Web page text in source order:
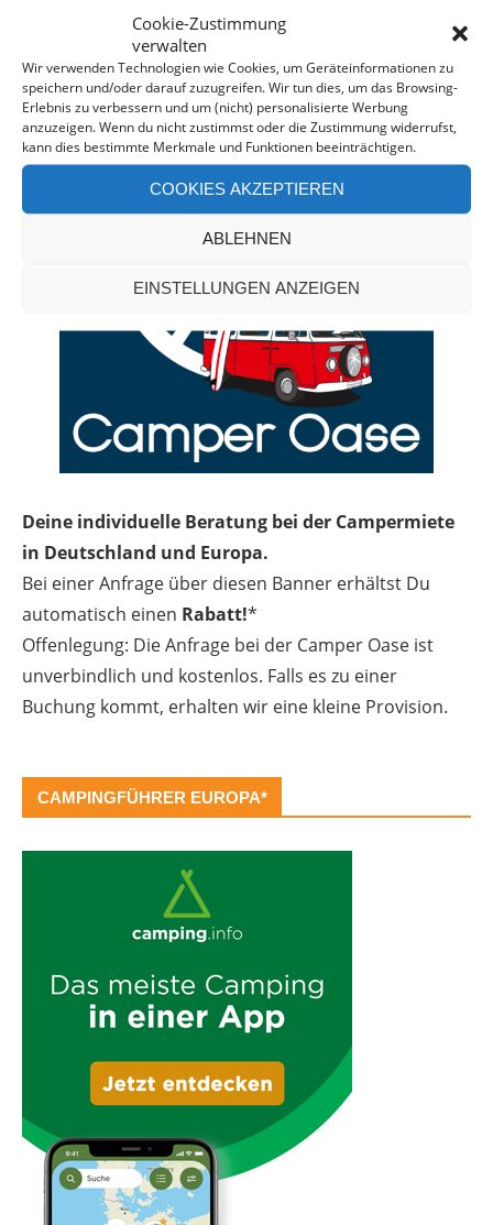
Cookie-Zustimmung
verwalten
Wir verwenden Technologien wie Cookies, um Geräteinformationen zu
speichern und/oder darauf zuzugreifen. Wir tun dies, um das Browsing-
Erlebnis zu verbessern und um (nicht) personalisierte Werbung
anzuzeigen. Wenn du nicht zustimmst oder die Zustimmung widerrufst,
kann dies bestimmte Merkmale und Funktionen beeinträchtigen.
COOKIES AKZEPTIEREN
ABLEHNEN
EINSTELLUNGEN ANZEIGEN
CAMPERVAN-BERATUNG*
Deine individuelle Beratung bei der Campermiete
in Deutschland und Europa.
Bei einer Anfrage über diesen Banner erhältst Du
automatisch einen Rabatt!*
Offenlegung: Die Anfrage bei der Camper Oase ist
unverbindlich und kostenlos. Falls es zu einer
Buchung kommt, erhalten wir eine kleine Provision.
CAMPINGFÜHRER EUROPA*